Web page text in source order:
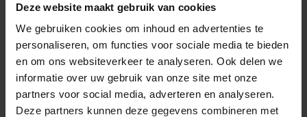
Deze website maakt gebruik van cookies
We gebruiken cookies om inhoud en advertenties te
personaliseren, om functies voor sociale media te bieden
en om ons websiteverkeer te analyseren. Ook delen we
informatie over uw gebruik van onze site met onze
partners voor social media, adverteren en analyseren.
Deze partners kunnen deze gegevens combineren met